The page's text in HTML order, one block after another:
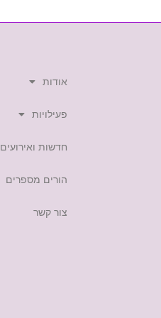
אודות
פעילויות
חדשות ואירועים
הורים מספרים
צור קשר